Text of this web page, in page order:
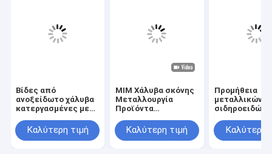
Βίδες από
ανοξείδωτο χάλυβα
κατεργασμένες με
0,02mm
Καλύτερη τιμή
MIM Χάλυβα σκόνης
Μεταλλουργία
Προϊόντα
Τμήματα ακριβείας
από ανοξείδωτο
Καλύτερη τιμή
Προμήθεια
μεταλλικών
σιδηροειδών
σιδηροειδών
Καλύτερη